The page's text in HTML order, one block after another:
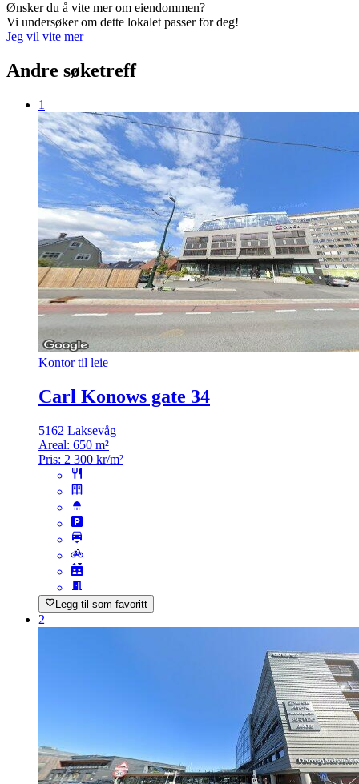
Ønsker du å vite mer om eiendommen?
Vi undersøker om dette lokalet passer for deg!
Jeg vil vite mer
Andre søketreff
1
Kontor til leie
Carl Konows gate 34
5162 Laksevåg
Areal: 650 m²
Pris: 2 300 kr/m²
Legg til som favoritt
2